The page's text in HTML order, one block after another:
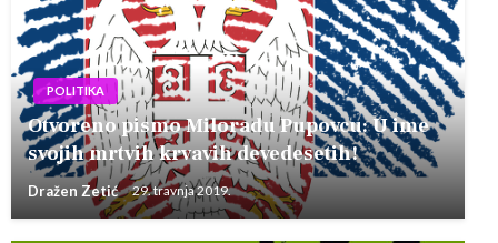
POLITIKA
Otvoreno pismo Miloradu Pupovcu: U ime
svojih mrtvih krvavih devedesetih!
Dražen Zetić 29. travnja 2019.